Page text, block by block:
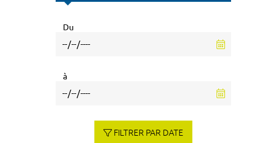
Du
à
FILTRER PAR DATE